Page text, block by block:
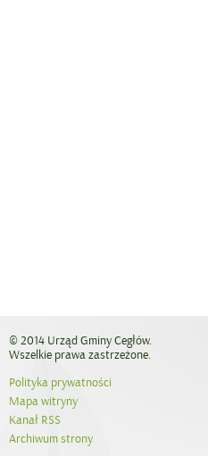
© 2014 Urząd Gminy Cegłów.
Wszelkie prawa zastrzeżone.
Polityka prywatności
Mapa witryny
Kanał RSS
Archiwum strony